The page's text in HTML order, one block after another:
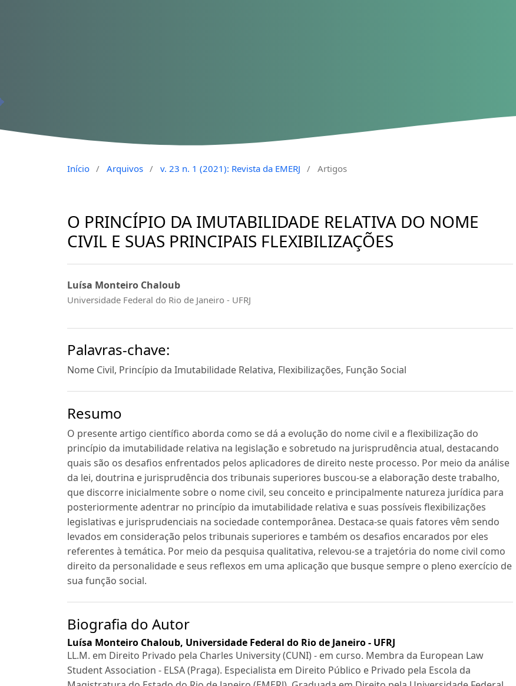
Início / Arquivos / v. 23 n. 1 (2021): Revista da EMERJ / Artigos
O PRINCÍPIO DA IMUTABILIDADE RELATIVA DO NOME
CIVIL E SUAS PRINCIPAIS FLEXIBILIZAÇÕES
Luísa Monteiro Chaloub
Universidade Federal do Rio de Janeiro - UFRJ
Palavras-chave:
Nome Civil, Princípio da Imutabilidade Relativa, Flexibilizações, Função Social
Resumo
O presente artigo científico aborda como se dá a evolução do nome civil e a flexibilização do
princípio da imutabilidade relativa na legislação e sobretudo na jurisprudência atual, destacando
quais são os desafios enfrentados pelos aplicadores de direito neste processo. Por meio da análise
da lei, doutrina e jurisprudência dos tribunais superiores buscou-se a elaboração deste trabalho,
que discorre inicialmente sobre o nome civil, seu conceito e principalmente natureza jurídica para
posteriormente adentrar no princípio da imutabilidade relativa e suas possíveis flexibilizações
legislativas e jurisprudenciais na sociedade contemporânea. Destaca-se quais fatores vêm sendo
levados em consideração pelos tribunais superiores e também os desafios encarados por eles
referentes à temática. Por meio da pesquisa qualitativa, relevou-se a trajetória do nome civil como
direito da personalidade e seus reflexos em uma aplicação que busque sempre o pleno exercício de
sua função social.
Biografia do Autor
Luísa Monteiro Chaloub, Universidade Federal do Rio de Janeiro - UFRJ
LL.M. em Direito Privado pela Charles University (CUNI) - em curso. Membra da European Law
Student Association - ELSA (Praga). Especialista em Direito Público e Privado pela Escola da